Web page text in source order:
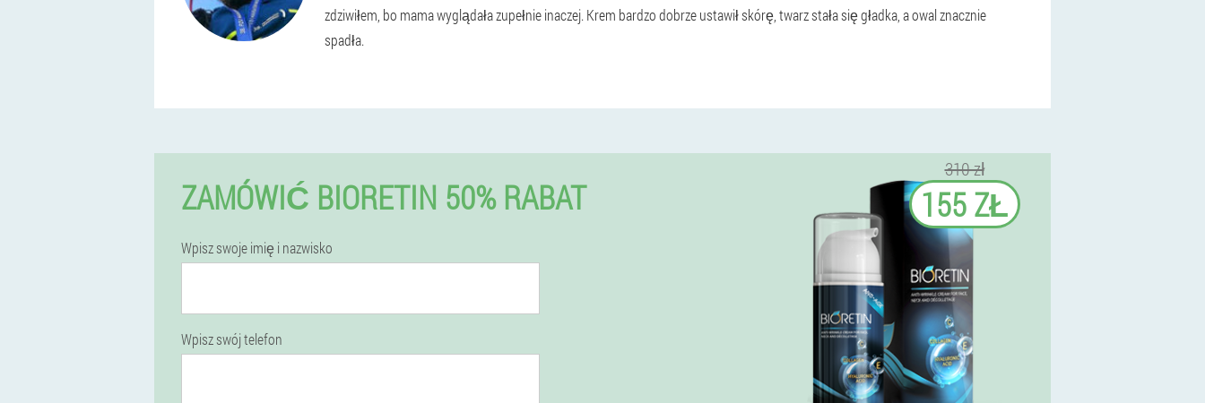
zdziwiłem, bo mama wyglądała zupełnie inaczej. Krem bardzo dobrze ustawił skórę, twarz stała się gładka, a owal znacznie
spadła.
ZAMÓWIĆ BIORETIN 50% RABAT
Wpisz swoje imię i nazwisko
Wpisz swój telefon
310 zł
155 ZŁ